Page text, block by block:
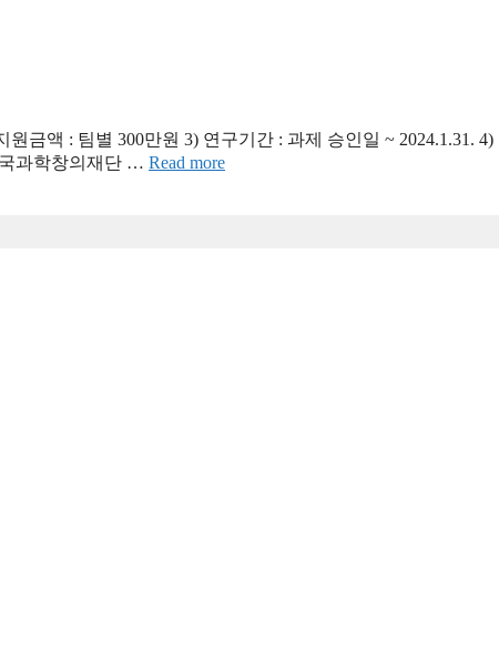
금액 : 팀별 300만원 3) 연구기간 : 과제 승인일 ~ 2024.1.31. 4)
국과학창의재단 … Read more